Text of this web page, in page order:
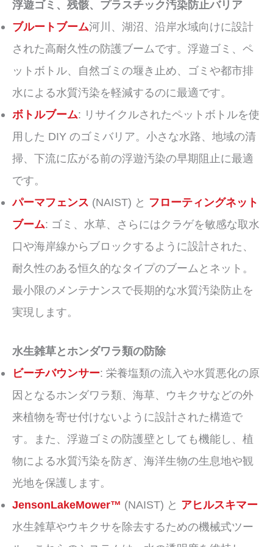
浮遊ゴミ、残骸、プラスチック汚染防止バリア
ブルートブーム河川、湖沼、沿岸水域向けに設計
された高耐久性の防護ブームです。浮遊ゴミ、ペ
ットボトル、自然ゴミの堰き止め、ゴミや都市排
水による水質汚染を軽減するのに最適です。
ボトルブーム: リサイクルされたペットボトルを使
用した DIY のゴミバリア。小さな水路、地域の清
掃、下流に広がる前の浮遊汚染の早期阻止に最適
です。
パーマフェンス (NAIST) と フローティングネット
ブーム: ゴミ、水草、さらにはクラゲを敏感な取水
口や海岸線からブロックするように設計された、
耐久性のある恒久的なタイプのブームとネット。
最小限のメンテナンスで長期的な水質汚染防止を
実現します。
水生雑草とホンダワラ類の防除
ビーチバウンサー: 栄養塩類の流入や水質悪化の原
因となるホンダワラ類、海草、ウキクサなどの外
来植物を寄せ付けないように設計された構造で
す。また、浮遊ゴミの防護壁としても機能し、植
物による水質汚染を防ぎ、海洋生物の生息地や観
光地を保護します。
JensonLakeMower™ (NAIST) と アヒルスキマー
水生雑草やウキクサを除去するための機械式ツー